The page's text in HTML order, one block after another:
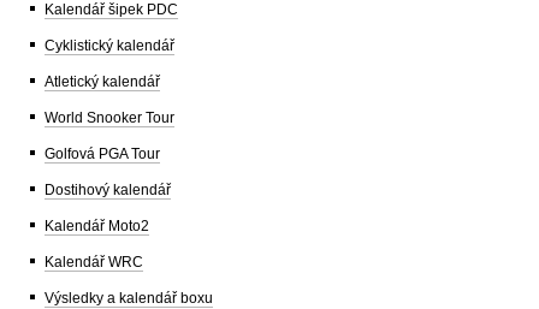
Kalendář šipek PDC
Cyklistický kalendář
Atletický kalendář
World Snooker Tour
Golfová PGA Tour
Dostihový kalendář
Kalendář Moto2
Kalendář WRC
Výsledky a kalendář boxu